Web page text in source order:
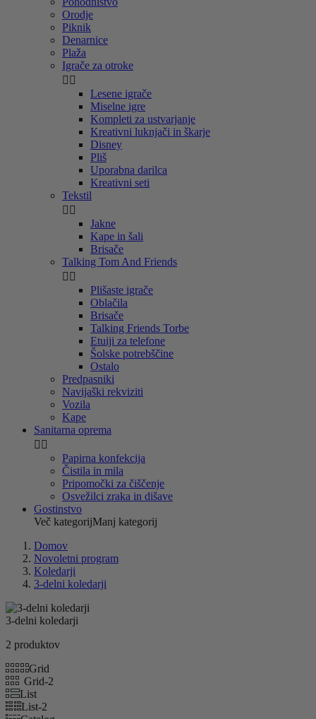
Orodje
Piknik
Denarnice
Plaža
Igrače za otroke
 
Lesene igrače
Miselne igre
Kompleti za ustvarjanje
Kreativni luknjači in škarje
Disney
Pliš
Uporabna darilca
Kreativni seti
Tekstil
 
Jakne
Kape in šali
Brisače
Talking Tom And Friends
 
Plišaste igrače
Oblačila
Brisače
Talking Friends Torbe
Etuiji za telefone
Šolske potrebščine
Ostalo
Predpasniki
Navijaški rekviziti
Vozila
Kape
Sanitarna oprema
 
Papirna konfekcija
Čistila in mila
Pripomočki za čiščenje
Osvežilci zraka in dišave
Gostinstvo
Več kategorijManj kategorij
Domov
Novoletni program
Koledarji
3-delni koledarji
3-delni koledarji
2 produktov
Grid
Grid-2
List
List-2